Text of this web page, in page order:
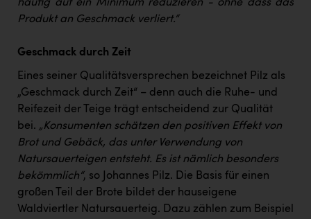
häufig auf ein Minimum reduzieren - ohne dass das
Produkt an Geschmack verliert.“
Geschmack durch Zeit
Eines seiner Qualitätsversprechen bezeichnet Pilz als
„Geschmack durch Zeit“ – denn auch die Ruhe- und
Reifezeit der Teige trägt entscheidend zur Qualität
bei. „Konsumenten schätzen den positiven Effekt von
Brot und Gebäck, das unter Verwendung von
Natursauerteigen entsteht. Es ist nämlich besonders
bekömmlich“, so Johannes Pilz. Die Basis für einen
großen Teil der Brote bildet der hauseigene
Waldviertler Natursauerteig. Dazu zählen zum Beispiel